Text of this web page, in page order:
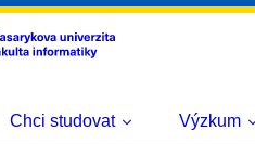
Chci studovat Výzkum